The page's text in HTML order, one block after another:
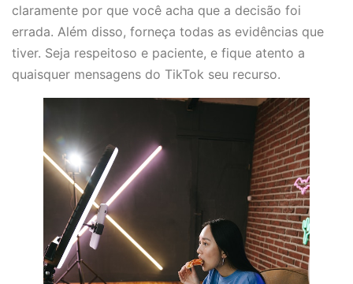
claramente por que você acha que a decisão foi
errada. Além disso, forneça todas as evidências que
tiver. Seja respeitoso e paciente, e fique atento a
quaisquer mensagens do TikTok seu recurso.